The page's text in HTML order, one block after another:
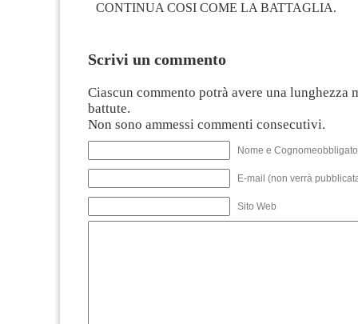
CONTINUA COSI COME LA BATTAGLIA.
Scrivi un commento
Ciascun commento potrà avere una lunghezza
battute.
Non sono ammessi commenti consecutivi.
Nome e
E-mail (non verrà
Sito Web